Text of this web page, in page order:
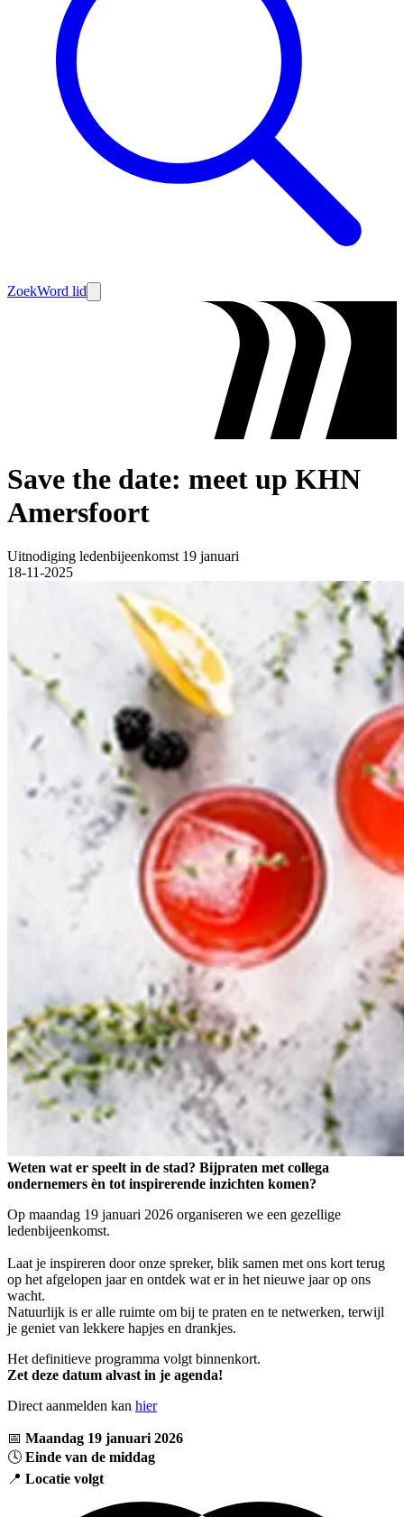
ZoekWord lid
Save the date: meet up KHN
Amersfoort
Uitnodiging ledenbijeenkomst 19 januari
18-11-2025
Weten wat er speelt in de stad? Bijpraten met collega
ondernemers èn tot inspirerende inzichten komen?
Op maandag 19 januari 2026 organiseren we een gezellige
ledenbijeenkomst.
Laat je inspireren door onze spreker, blik samen met ons kort terug
op het afgelopen jaar en ontdek wat er in het nieuwe jaar op ons
wacht.
Natuurlijk is er alle ruimte om bij te praten en te netwerken, terwijl
je geniet van lekkere hapjes en drankjes.
Het definitieve programma volgt binnenkort.
Zet deze datum alvast in je agenda!
Direct aanmelden kan hier
📅 Maandag 19 januari 2026
🕓 Einde van de middag
📍 Locatie volgt